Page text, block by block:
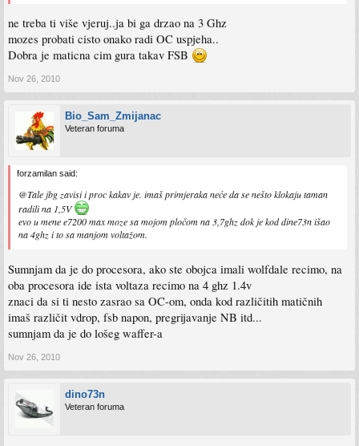
ne treba ti više vjeruj..ja bi ga drzao na 3 Ghz
mozes probati cisto onako radi OC uspjeha..
Dobra je maticna cim gura takav FSB
Nov 26, 2010
Bio_Sam_Zmijanac
Veteran foruma
forzamilan said:
@Tale jbg zavisi i proc kakav je. imaš primjeraka neće da se nešto klokaju taman
radili na 1,5V
evo u mene e7200 max moze sa mojom pločom na 3,7ghz dok je kod dine73n išao
na 4ghz i to sa manjom voltažom.
Sumnjam da je do procesora, ako ste obojca imali wolfdale recimo, na
oba procesora ide ista voltaza recimo na 4 ghz 1.4v
znaci da si ti nesto zasrao sa OC-om, onda kod različitih matičnih
imaš različit vdrop, fsb napon, pregrijavanje NB itd...
sumnjam da je do lošeg waffer-a
Nov 26, 2010
dino73n
Veteran foruma